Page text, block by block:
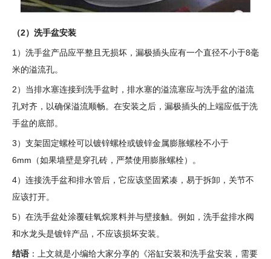
（2）洗手盆安装
1）洗手盆产品应平整且无损坏，漏极插头应有一个直径不小于8毫
米的溢流孔。
2）当排水塞连接到洗手盆时，排水塞的溢流塞应与洗手盆的溢流
孔对齐，以确保溢流顺畅。在安装之后，漏极插头的上端应低于洗
手盆的底部。
3）支架固定螺栓可以镀锌螺栓或镀锌金属膨胀螺栓不小于
6mm（如果墙壁是穿孔砖，严禁使用膨胀螺栓）。
4）连接洗手盆和排水管后，它应该坚固紧凑，易于拆卸，关节不
应该打开。
5）在洗手盆处涂覆硅氧烷浆料并与壁接触。例如，洗手盆排水阀
和水龙头是镀锌产品，不应该损坏安装。
结语 ：上文就是小编给大家分享的《浴缸安装和洗手盆安装，需要